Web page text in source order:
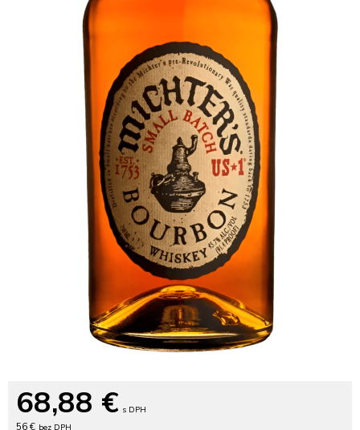
68,88 € s DPH
56 € bez DPH